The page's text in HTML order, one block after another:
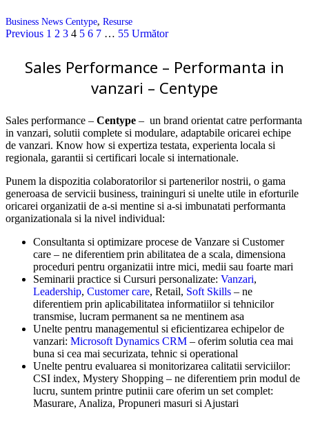
Business News Centype, Resurse
Previous 1 2 3 4 5 6 7 … 55 Următor
Sales Performance – Performanta in
vanzari – Centype
Sales performance – Centype – un brand orientat catre performanta
in vanzari, solutii complete si modulare, adaptabile oricarei echipe
de vanzari. Know how si expertiza testata, experienta locala si
regionala, garantii si certificari locale si internationale.
Punem la dispozitia colaboratorilor si partenerilor nostrii, o gama
generoasa de servicii business, traininguri si unelte utile in eforturile
oricarei organizatii de a-si mentine si a-si imbunatati performanta
organizationala si la nivel individual:
Consultanta si optimizare procese de Vanzare si Customer
care – ne diferentiem prin abilitatea de a scala, dimensiona
proceduri pentru organizatii intre mici, medii sau foarte mari
Seminarii practice si Cursuri personalizate: Vanzari,
Leadership, Customer care, Retail, Soft Skills – ne
diferentiem prin aplicabilitatea informatiilor si tehnicilor
transmise, lucram permanent sa ne mentinem asa
Unelte pentru managementul si eficientizarea echipelor de
vanzari: Microsoft Dynamics CRM – oferim solutia cea mai
buna si cea mai securizata, tehnic si operational
Unelte pentru evaluarea si monitorizarea calitatii serviciilor:
CSI index, Mystery Shopping – ne diferentiem prin modul de
lucru, suntem printre putinii care oferim un set complet:
Masurare, Analiza, Propuneri masuri si Ajustari